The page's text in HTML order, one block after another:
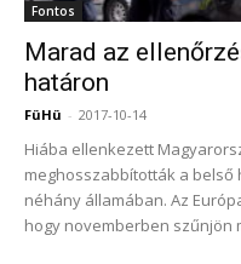
Fontos
Marad az
határon
FüHü - 2017-10-14
Hiába ellenkezett
meghosszabbították a
néhány államában. Az
hogy novemberben szűnjön